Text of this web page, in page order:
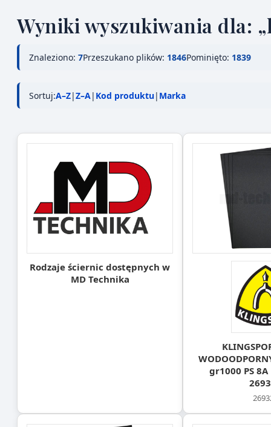
Wyniki wyszukiwania dla:
Znaleziono: 7Przeszukano plików: 1846Pominięto: 1839
Sortuj:A–Z|Z–A| Kod produktu| Marka
Rodzaje ściernic dostępnych w
MD Technika
gr1000 PS 8A